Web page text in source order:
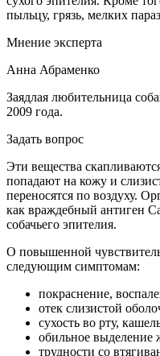
пыльцу, грязь, мелких
Мнение эксперта
Анна Абраменко
Заядлая любительница
2009 года.
Задать вопрос
Эти вещества
попадают на кожу и
переносятся по воздуху.
как враждебный антиген
собачьего эпителия.
О повышенной
следующим симптомам:
покраснение,
отек слизистой
сухость во рту,
обильное выделение
трудности со